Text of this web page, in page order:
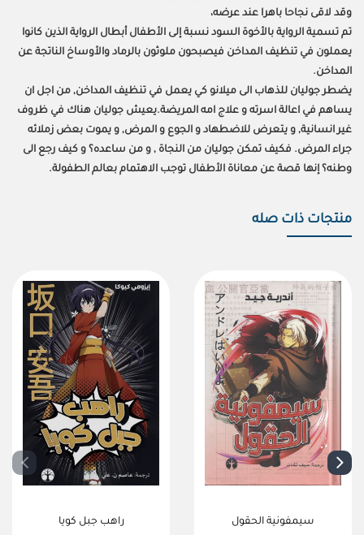
وقد لاقى نجاحا باهرا عند عرضه،
تم تسمية الرواية بالأخوة السود نسبة إلى الأطفال أبطال الرواية الذين كانوا
يعملون في تنظيف المداخن فيصبحون ملوثون بالرماد والأوساخ الناتجة عن
المداخن.
يضطر جوليان للذهاب الى ميلانو كي يعمل في تنظيف المداخن, من اجل ان
يساهم في اعالة اسرته و علاج امه المريضة.يعيش جوليان هناك في ظروف
غير انسانية, و يتعرض للاضطهاد و الجوع و المرض, و يموت بعض زملائه
جراء المرض. فكيف تمكن جوليان من النجاة , و من ساعده؟ و كيف رجع الى
وطنه؟ إنها قصة عن معاناة الأطفال توجب الاهتمام بعالم الطفولة.
منتجات ذات صله
راهب جبل كويا سيمفونية الحقول